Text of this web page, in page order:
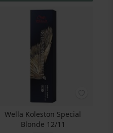
Wella Koleston Special
Blonde 12/11